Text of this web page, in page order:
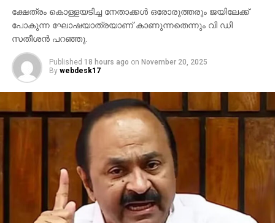
ക്ഷേത്രം കൊള്ളയടിച്ച നേതാക്കള്‍ ഒരോരുത്തരും ജയിലേക്ക്
പോകുന്ന ഘോഷയാത്രയാണ് കാണുന്നതെന്നും വി ഡി
സതീശന്‍ പറഞ്ഞു.
Published 18 hours ago on November 20, 2025
By webdesk17